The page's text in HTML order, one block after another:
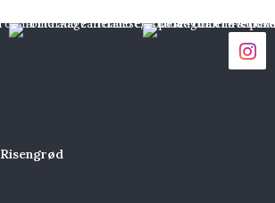
Risengrød